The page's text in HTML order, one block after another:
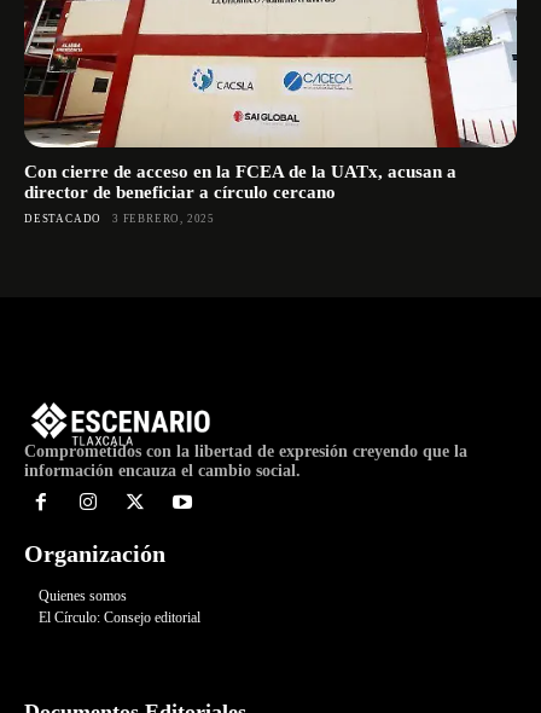
Con cierre de acceso en la FCEA de la UATx, acusan a
director de beneficiar a círculo cercano
DESTACADO 3 FEBRERO, 2025
Comprometidos con la libertad de expresión creyendo que la
información encauza el cambio social.
Organización
Quienes somos
El Círculo: Consejo editorial